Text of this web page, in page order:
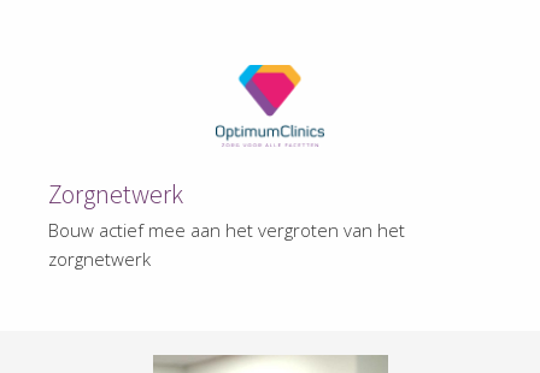
Zorgnetwerk
Bouw actief mee aan het vergroten van het
zorgnetwerk